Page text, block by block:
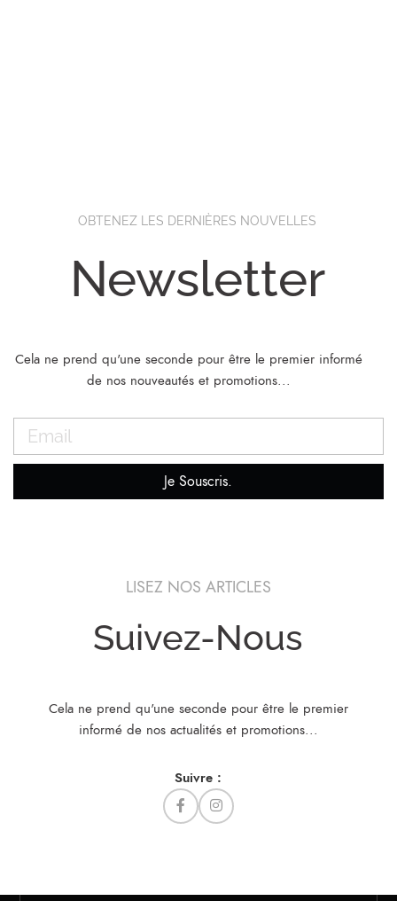
OBTENEZ LES DERNIÈRES NOUVELLES
Newsletter
Cela ne prend qu'une seconde pour être le premier informé
de nos nouveautés et promotions...
Je Souscris.
LISEZ NOS ARTICLES
Suivez-Nous
Cela ne prend qu'une seconde pour être le premier
informé de nos actualités et promotions...​
Suivre :